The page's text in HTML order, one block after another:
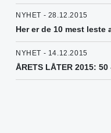
NYHET - 28.12.2015
Her er de 10 mest leste
NYHET - 14.12.2015
ÅRETS LÅTER 2015: 50